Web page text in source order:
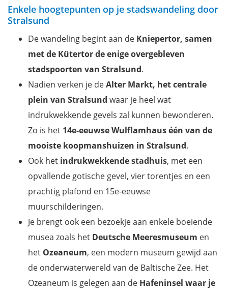
Enkele hoogtepunten op je stadswandeling door
Stralsund
De wandeling begint aan de Kniepertor, samen
met de Kütertor de enige overgebleven
stadspoorten van Stralsund.
Nadien verken je deAlter Markt, het centrale
plein van Stralsund waar je heel wat
indrukwekkende gevels zal kunnen bewonderen.
Zo is het 14e-eeuwse Wulflamhauséén van de
mooiste koopmanshuizen in Stralsund.
Ook het indrukwekkende stadhuis, met een
opvallende gotische gevel, vier torentjes en een
prachtig plafond en 15e-eeuwse
muurschilderingen.
Je brengt ook een bezoekje aan enkele boeiende
musea zoals het Deutsche Meeresmuseum en
het Ozeaneum, een modern museum gewijd aan
de onderwaterwereld van de Baltische Zee. Het
Ozeaneum is gelegen aan de Hafeninsel waar je